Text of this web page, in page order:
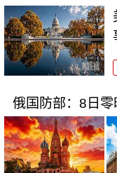
俄国防部：8日